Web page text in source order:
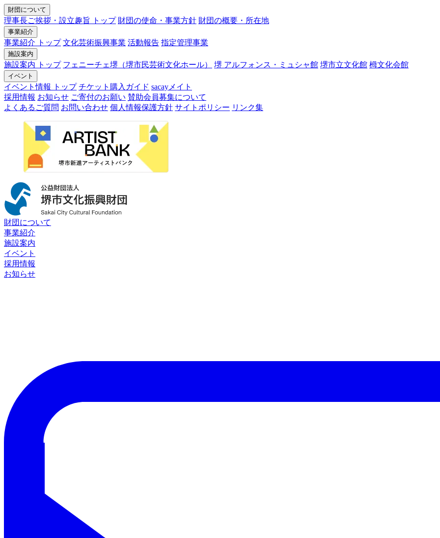
財団について
理事長ご挨拶・設立趣旨 トップ 財団の使命・事業方針 財団の概要・所在地
事業紹介
事業紹介 トップ 文化芸術振興事業 活動報告 指定管理事業
施設案内
施設案内 トップ フェニーチェ堺（堺市民芸術文化ホール） 堺 アルフォンス・ミュシャ館 堺市立文化館 栂文化会館
イベント
イベント情報 トップ チケット購入ガイド sacayメイト
採用情報 お知らせ ご寄付のお願い 賛助会員募集について
よくあるご質問 お問い合わせ 個人情報保護方針 サイトポリシー リンク集
財団について
事業紹介
施設案内
イベント
採用情報
お知らせ